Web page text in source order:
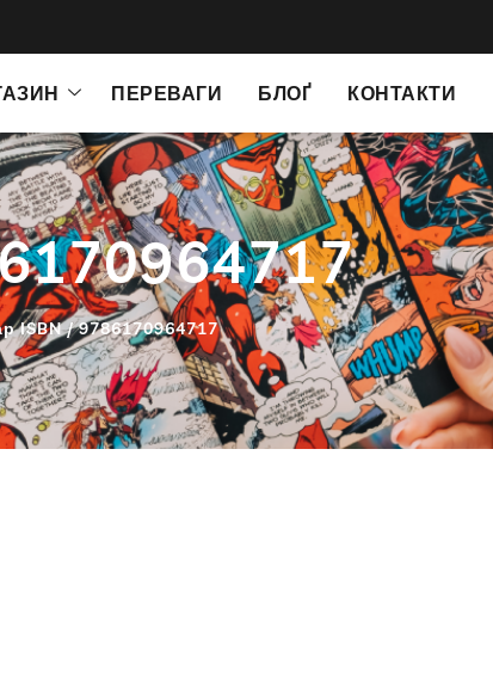
ПЕРЕВАГИ БЛОҐ КОНТАКТИ
ISBN / 9786170964717